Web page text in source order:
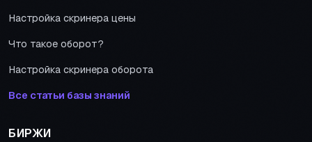
Настройка скринера цены
Что такое оборот?
Настройка скринера оборота
Все статьи базы знаний
БИРЖИ